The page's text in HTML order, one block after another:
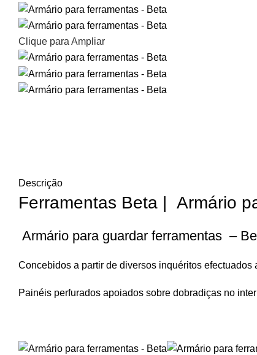
Clique para Ampliar
Descrição
Ferramentas Beta | Armário
Armário para guardar ferramentas –
Concebidos a partir de diversos inquéritos
Painéis perfurados apoiados sobre dobradiças no